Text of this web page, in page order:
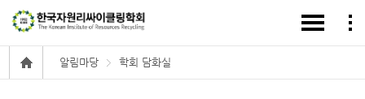
알림마당 학회 담화실